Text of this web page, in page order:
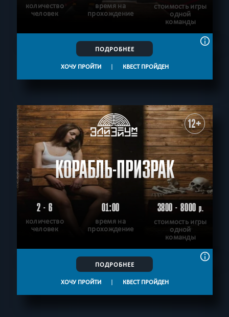
количество
человек
время на
прохождение
стоимость игры
одной
команды
ПОДРОБНЕЕ
ХОЧУ ПРОЙТИ | КВЕСТ ПРОЙДЕН
12+
КОРАБЛЬ-ПРИЗРАК
2 - 6
количество
человек
01:00
время на
прохождение
3800 - 8000р.
стоимость игры
одной
команды
ПОДРОБНЕЕ
ХОЧУ ПРОЙТИ | КВЕСТ ПРОЙДЕН